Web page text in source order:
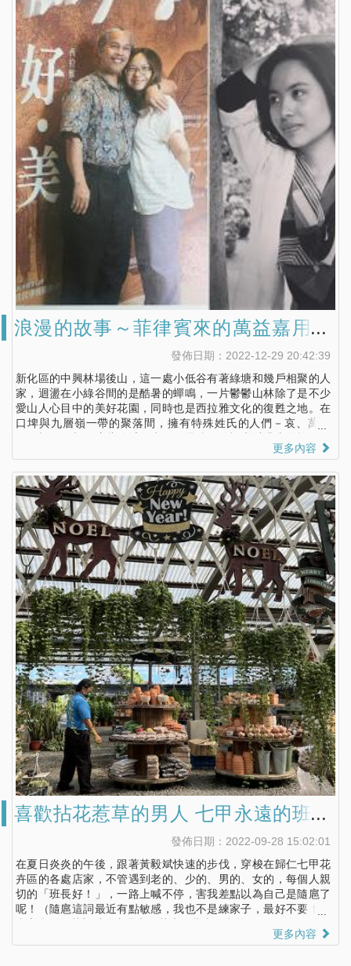
浪漫的故事～菲律賓來的萬益嘉用愛
編織出西拉雅語言的搖籃發佈日期：2022-12-29 20:42:39
新化區的中興林場後山，這一處小低谷有著綠塘和幾戶相聚的人
家，迴盪在小綠谷間的是酷暑的蟬鳴，一片鬱鬱山林除了是不少
愛山人心目中的美好花園，同時也是西拉雅文化的復甦之地。在
口埤與九層嶺一帶的聚落間，擁有特殊姓氏的人們－哀、萬、
音來命名，彷彿是西拉雅族人們緊緊握在手中的掌紋，即便經過
邃的眼眸，遙遠的故事成為眼下的你我，這樣的浪漫也發生在今
天拜訪的萬益嘉身上，只是他的相識不在這裡而是在菲律賓的土
地上。
更多內容
喜歡拈花惹草的男人 七甲永遠的班長
發佈日期：2022-09-28 15:02:01
在夏日炎炎的午後，跟著黃毅斌快速的步伐，穿梭在歸仁七甲花
卉區的各處店家，不管遇到老的、少的、男的、女的，每個人親
切的「班長好！」，一路上喊不停，害我差點以為自己是隨扈了
呢！（隨扈這詞最近有點敏感，我也不是練家子，最好不要！）
更多內容